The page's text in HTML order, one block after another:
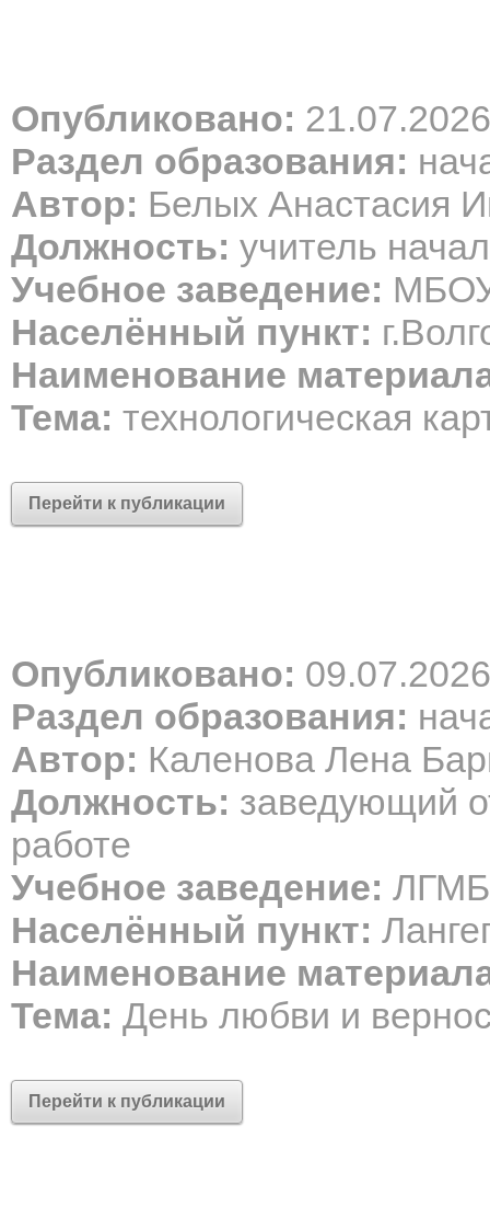
Опубликовано: 21.07.2026
Раздел образования:
Автор: Белых Анастасия
Должность: учитель
Учебное заведение:
Населённый пункт:
Наименование
Тема: технологическая
Перейти к публикации
Опубликовано: 09.07.2026
Раздел образования:
Автор: Каленова Лена
Должность: заведующий
работе
Учебное заведение:
Населённый пункт:
Наименование
Тема: День любви и
Перейти к публикации